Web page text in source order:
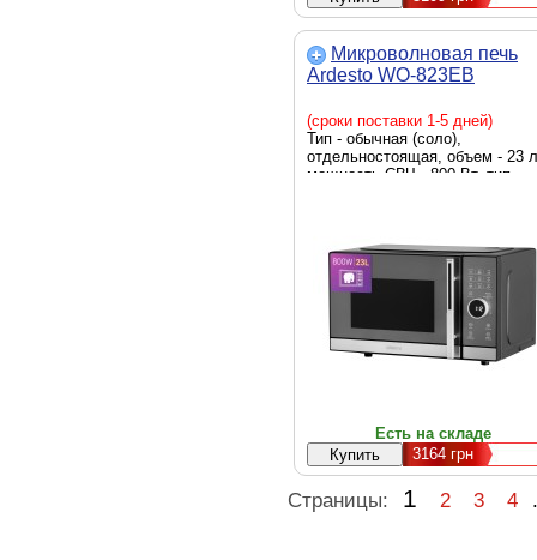
Микроволновая печь
Ardesto WO-823EB
(сроки поставки 1-5 дней)
Тип - обычная (соло),
отдельностоящая, объем - 23
мощность СВЧ - 800 Вт, тип
автоотключение, часы,
поворотного поддона - 285 мм,
подсветка камеры, таймер,
Ширина - 48 см, Глубина - 32.5
см, Высота - 28.5 см, вес -
кг, черный
Есть на складе
3164 грн
Страницы: 1 2 3 4